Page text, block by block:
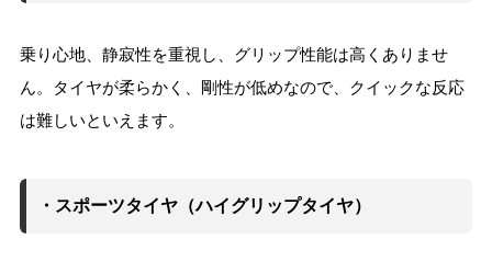
乗り心地、静寂性を重視し、グリップ性能は高くありませ
ん。タイヤが柔らかく、剛性が低めなので、クイックな反応
は難しいといえます。
・スポーツタイヤ（ハイグリップタイヤ）